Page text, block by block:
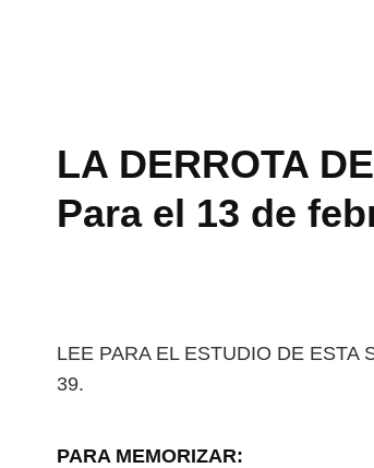
LA DERROTA
Para el 13 de
LEE PARA EL ESTUDIO DE ESTA
39.
PARA MEMORIZAR: